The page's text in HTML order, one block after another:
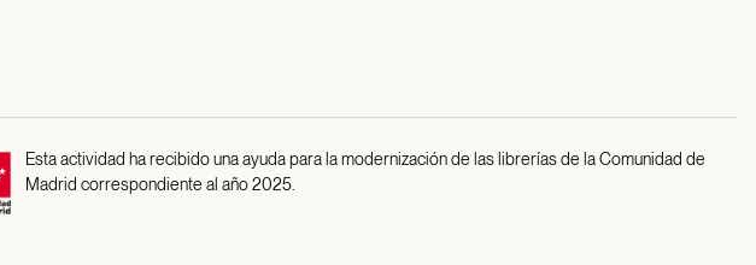
Esta actividad ha recibido una ayuda para la modernización de las librerías de la Comunidad de
Madrid correspondiente al año 2025.